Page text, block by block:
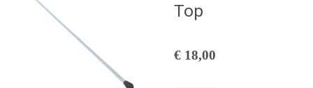
Top
€ 18,00